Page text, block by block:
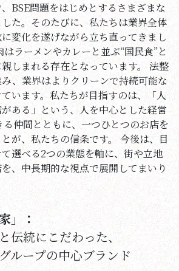
BSE問題をはじめとするさまざまな
た。そのたびに、私たちは業界全体
変化を遂げながら立ち直ってきまし
ラーメンやカレーと並ぶ“国民食”と
しまれる存在となっています。 法整
、業界はよりクリーンで持続可能な
います。私たちが目指すのは、「人
ある」という、人を中心とした経営
仲間とともに、一つひとつのお店を
が、私たちの信条です。 今後は、目
選べる2つの業態を軸に、街や立地
、中長期的な視点で展開してまいり
」：
伝統にこだわった、
ループの中心ブランド